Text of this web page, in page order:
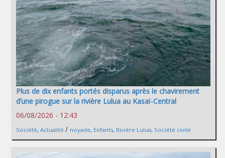
Plus de dix enfants portés disparus après le chavirement
d’une pirogue sur la rivière Lulua au Kasaï-Central
06/08/2026 - 12:43
Société, Actualité / noyade, Enfants, Rivière Lulua, Société civile